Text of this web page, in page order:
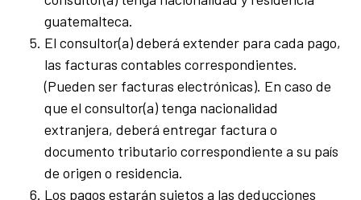
guatemalteca.
El consultor(a) deberá extender para cada pago,
las facturas contables correspondientes.
(Pueden ser facturas electrónicas). En caso de
que el consultor(a) tenga nacionalidad
extranjera, deberá entregar factura o
documento tributario correspondiente a su país
de origen o residencia.
Los pagos estarán sujetos a las deducciones